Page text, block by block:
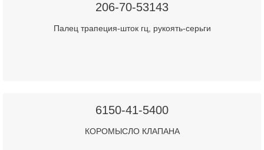
206-70-53143
Палец трапеция-шток гц, рукоять-серьги
6150-41-5400
КОРОМЫСЛО КЛАПАНА